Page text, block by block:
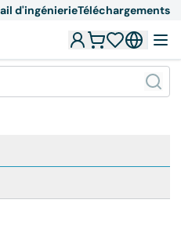
d'ingénierieTéléchargements